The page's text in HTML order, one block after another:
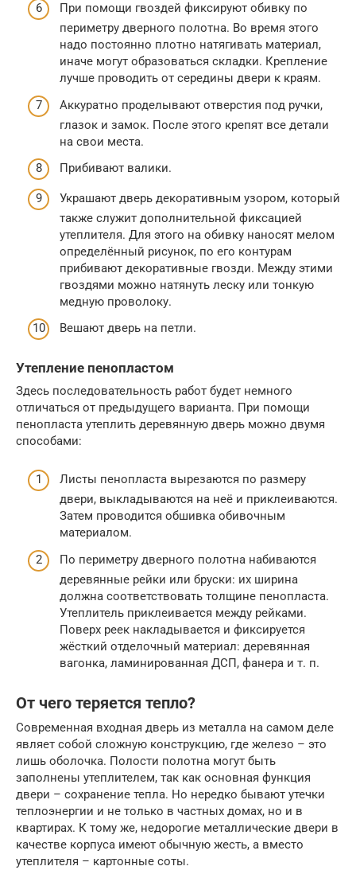
При помощи гвоздей фиксируют обивку по
периметру дверного полотна. Во время этого
надо постоянно плотно натягивать материал,
иначе могут образоваться складки. Крепление
лучше проводить от середины двери к краям.
Аккуратно проделывают отверстия под ручки,
глазок и замок. После этого крепят все детали
на свои места.
Прибивают валики.
Украшают дверь декоративным узором, который
также служит дополнительной фиксацией
утеплителя. Для этого на обивку наносят мелом
определённый рисунок, по его контурам
прибивают декоративные гвозди. Между этими
гвоздями можно натянуть леску или тонкую
медную проволоку.
Вешают дверь на петли.
Утепление пенопластом
Здесь последовательность работ будет немного
отличаться от предыдущего варианта. При помощи
пенопласта утеплить деревянную дверь можно двумя
способами:
Листы пенопласта вырезаются по размеру
двери, выкладываются на неё и приклеиваются.
Затем проводится обшивка обивочным
материалом.
По периметру дверного полотна набиваются
деревянные рейки или бруски: их ширина
должна соответствовать толщине пенопласта.
Утеплитель приклеивается между рейками.
Поверх реек накладывается и фиксируется
жёсткий отделочный материал: деревянная
вагонка, ламинированная ДСП, фанера и т. п.
От чего теряется тепло?
Современная входная дверь из металла на самом деле
являет собой сложную конструкцию, где железо – это
лишь оболочка. Полости полотна могут быть
заполнены утеплителем, так как основная функция
двери – сохранение тепла. Но нередко бывают утечки
теплоэнергии и не только в частных домах, но и в
квартирах. К тому же, недорогие металлические двери в
качестве корпуса имеют обычную жесть, а вместо
утеплителя – картонные соты.